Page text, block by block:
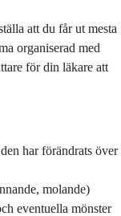
att du får ut mesta
organiserad med
för din läkare att
har förändrats över
molande)
eventuella mönster